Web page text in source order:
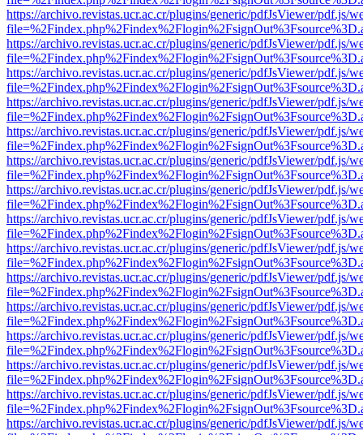
https://archivo.revistas.ucr.ac.cr/plugins/generic/pdfJsViewer/pdf.js/
https://archivo.revistas.ucr.ac.cr/plugins/generic/pdfJsViewer/pdf.js/
https://archivo.revistas.ucr.ac.cr/plugins/generic/pdfJsViewer/pdf.js/
https://archivo.revistas.ucr.ac.cr/plugins/generic/pdfJsViewer/pdf.js/
https://archivo.revistas.ucr.ac.cr/plugins/generic/pdfJsViewer/pdf.js/
https://archivo.revistas.ucr.ac.cr/plugins/generic/pdfJsViewer/pdf.js/
https://archivo.revistas.ucr.ac.cr/plugins/generic/pdfJsViewer/pdf.js/
https://archivo.revistas.ucr.ac.cr/plugins/generic/pdfJsViewer/pdf.js/
https://archivo.revistas.ucr.ac.cr/plugins/generic/pdfJsViewer/pdf.js/
https://archivo.revistas.ucr.ac.cr/plugins/generic/pdfJsViewer/pdf.js/
https://archivo.revistas.ucr.ac.cr/plugins/generic/pdfJsViewer/pdf.js/
https://archivo.revistas.ucr.ac.cr/plugins/generic/pdfJsViewer/pdf.js/
https://archivo.revistas.ucr.ac.cr/plugins/generic/pdfJsViewer/pdf.js/
https://archivo.revistas.ucr.ac.cr/plugins/generic/pdfJsViewer/pdf.js/
https://archivo.revistas.ucr.ac.cr/plugins/generic/pdfJsViewer/pdf.js/